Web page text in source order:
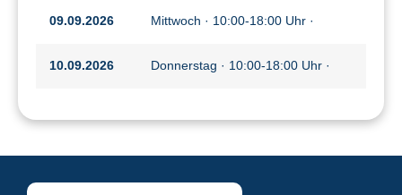
09.09.2026 Mittwoch · 10:00-18:00 Uhr ·
10.09.2026 Donnerstag · 10:00-18:00 Uhr ·